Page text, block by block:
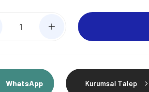
WhatsApp Kurumsal Talep